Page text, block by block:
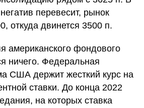
перевесит, рынок
откуда двинется 3500 п.
американского фондового
ничего. Федеральная
США держит жесткий курс на
ставки. До конца 2022
на которых ставка